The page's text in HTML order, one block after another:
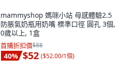
mammyshop 媽咪小站 母感體驗2.5
防脹氣奶瓶用奶嘴 標準口徑 圓孔 3個,
0歲以上, 1盒
首購折扣價$88
40% $52 ($52.00/1個)